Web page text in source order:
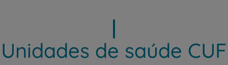
Hospital CUF Sintra
Hospital CUF Tejo - Lisboa
Unidades de saúde CUF